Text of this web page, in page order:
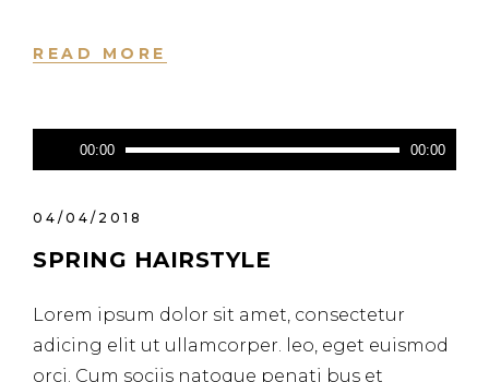
READ MORE
Lecteur
audio
00:00 00:00
04/04/2018
SPRING HAIRSTYLE
Lorem ipsum dolor sit amet, consectetur
adicing elit ut ullamcorper. leo, eget euismod
orci. Cum sociis natoque penati bus et